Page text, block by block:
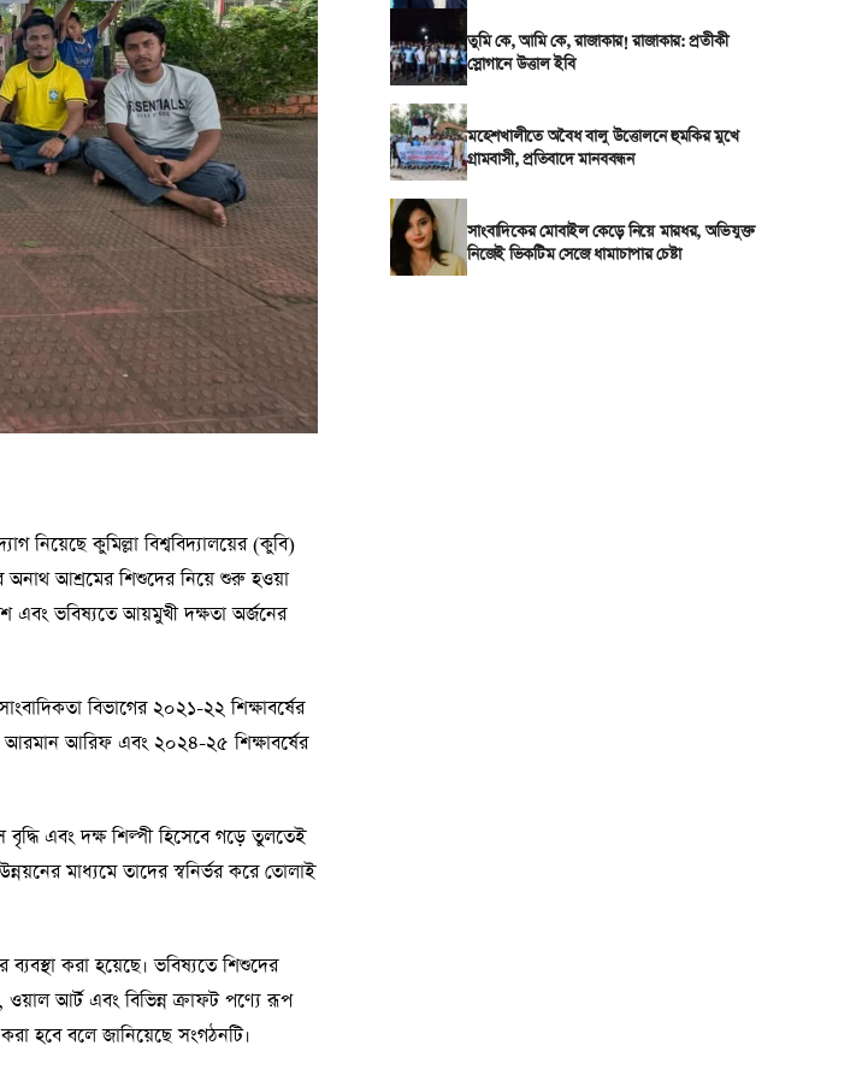
নিয়েছে কুমিল্লা বিশ্ববিদ্যালয়ের (কুবি)
অনাথ আশ্রমের শিশুদের নিয়ে শুরু হওয়া
এবং ভবিষ্যতে আয়মুখী দক্ষতা অর্জনের
বিভাগের ২০২১-২২ শিক্ষাবর্ষের
আরমান আরিফ এবং ২০২৪-২৫ শিক্ষাবর্ষের
এবং দক্ষ শিল্পী হিসেবে গড়ে তুলতেই
মাধ্যমে তাদের স্বনির্ভর করে তোলাই
ব্যবস্থা করা হয়েছে। ভবিষ্যতে শিশুদের
ওয়াল আর্ট এবং বিভিন্ন ক্রাফট পণ্যে রূপ
হবে বলে জানিয়েছে সংগঠনটি।
তুমি কে, আমি কে, রাজাকার! রাজাকার: প্রতীকী
স্লোগানে উত্তাল ইবি
মহেশখালীতে অবৈধ বালু উত্তোলনে হুমকির মুখে
গ্রামবাসী, প্রতিবাদে মানববন্ধন
সাংবাদিকের মোবাইল কেড়ে নিয়ে মারধর, অভিযুক্ত
নিজেই ভিকটিম সেজে ধামাচাপার চেষ্টা